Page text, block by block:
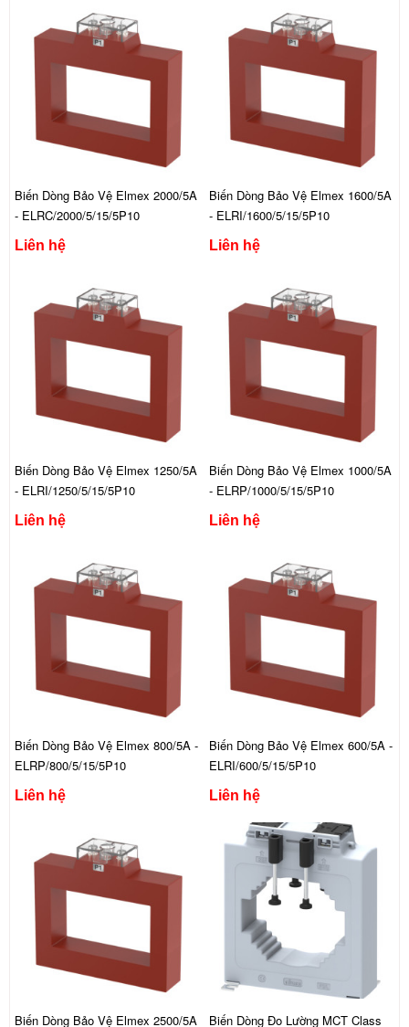
Biến Dòng Bảo Vệ Elmex 2000/5A
- ELRC/2000/5/15/5P10
Liên hệ
Biến Dòng Bảo Vệ Elmex 1600/5A
- ELRI/1600/5/15/5P10
Liên hệ
Biến Dòng Bảo Vệ Elmex 1250/5A
- ELRI/1250/5/15/5P10
Liên hệ
Biến Dòng Bảo Vệ Elmex 1000/5A
- ELRP/1000/5/15/5P10
Liên hệ
Biến Dòng Bảo Vệ Elmex 800/5A -
ELRP/800/5/15/5P10
Liên hệ
Biến Dòng Bảo Vệ Elmex 600/5A -
ELRI/600/5/15/5P10
Liên hệ
Biến Dòng Bảo Vệ Elmex 2500/5A
Biến Dòng Đo Lường MCT Class